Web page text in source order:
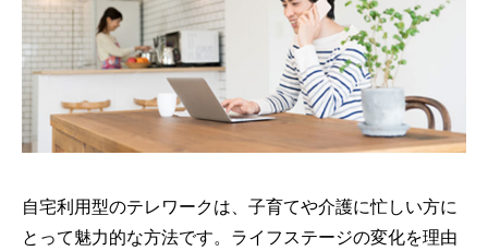
自宅利用型のテレワークは、子育てや介護に忙しい方に
とって魅力的な方法です。ライフステージの変化を理由